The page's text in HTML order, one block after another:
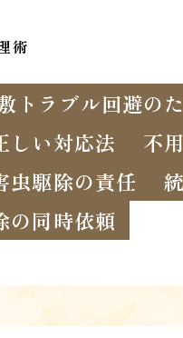
術
トラブル回避の
しい対応法
不
虫駆除の責任
の同時依頼